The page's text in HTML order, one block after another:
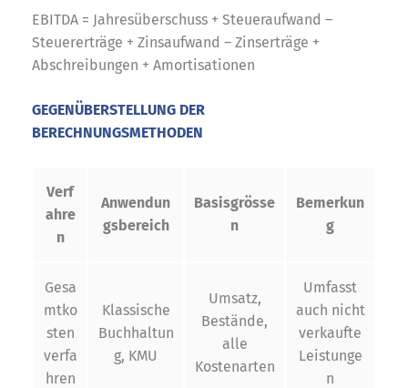
EBITDA = Jahresüberschuss + Steueraufwand –
Steuererträge + Zinsaufwand – Zinserträge +
Abschreibungen + Amortisationen
GEGENÜBERSTELLUNG DER
BERECHNUNGSMETHODEN
Verf
ahre
n
Anwendun
gsbereich
Basisgrösse
n
Bemerkun
g
Gesa
mtko
sten
verfa
hren
Klassische
Buchhaltun
g, KMU
Umsatz,
Bestände,
alle
Kostenarten
Umfasst
auch nicht
verkaufte
Leistunge
n